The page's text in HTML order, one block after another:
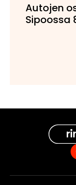
Autojen
Sipoossa